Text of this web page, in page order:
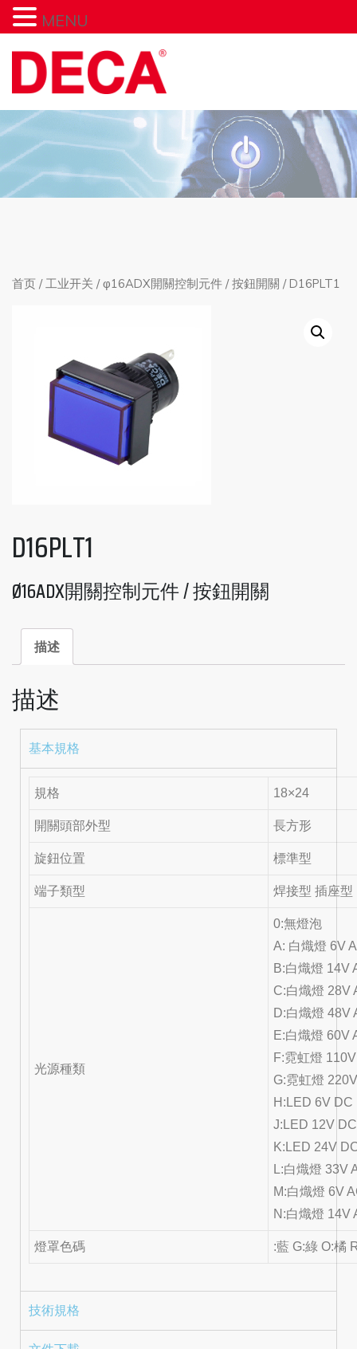
首页 /工业开关 /φ16ADX開關控制元件 /按鈕開關 / D16PLT1
D16PLT1
Ø16ADX開關控制元件 / 按鈕開關
描述
描述
基本規格
規格 18×24
開關頭部外型 長方形
旋鈕位置 標準型
端子類型 焊接型 插座型
光源種類
0:無燈泡
A: 白熾燈 6V
B:白熾燈 14V
C:白熾燈 28V
D:白熾燈 48V
E:白熾燈 60V
F:霓虹燈
G:霓虹燈
H:LED 6V DC
J:LED 12V DC
K:LED 24V
L:白熾燈 33V
M:白熾燈 6V
N:白熾燈 14V
燈罩色碼 :藍 G:綠 O:橘
技術規格
MENU